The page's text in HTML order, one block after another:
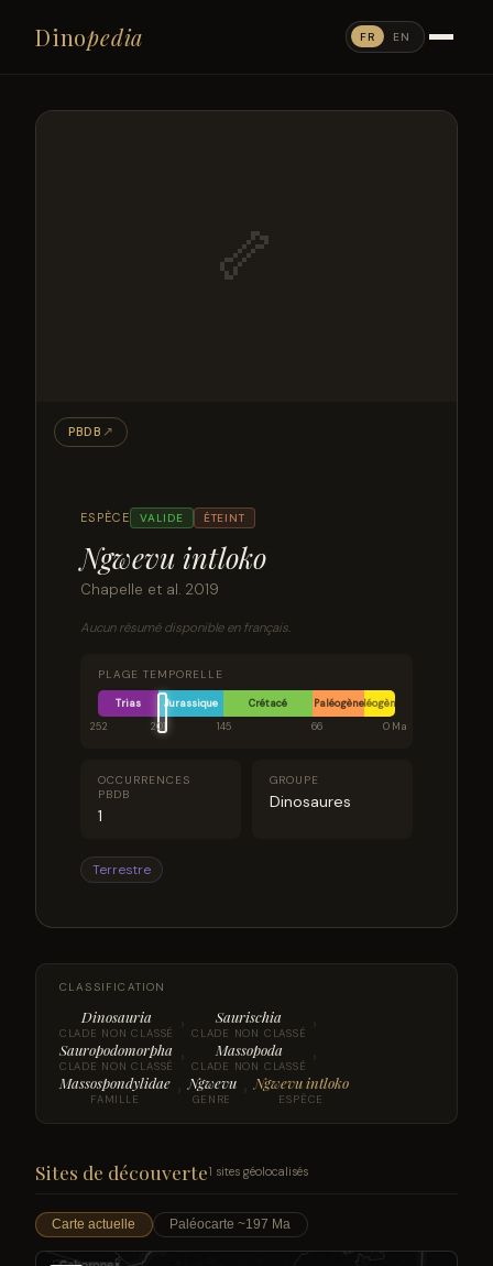
Dinopedia FR EN
ESPÈCE VALIDE ÉTEINT
Ngwevu intloko
Chapelle et al. 2019
Aucun résumé disponible en français.
PLAGE TEMPORELLE
Trias Jurassique Crétacé PaléogèneNéogène
252
201 145 66 0 Ma
OCCURRENCES
PBDB
1
GROUPE
Dinosaures
Terrestre
🦴
PBDB ↗
CLASSIFICATION
Dinosauria
CLADE NON CLASSÉ › Saurischia
CLADE NON CLASSÉ ›
Sauropodomorpha
CLADE NON CLASSÉ › Massopoda
CLADE NON CLASSÉ ›
Massospondylidae
FAMILLE › Ngwevu
GENRE › Ngwevu intloko
ESPÈCE
Sites de découverte1 sites géolocalisés
Carte actuelle Paléocarte ~197 Ma